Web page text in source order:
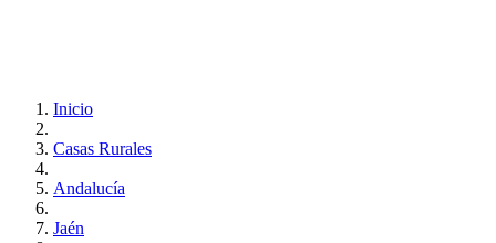
Inicio
Casas Rurales
Andalucía
Jaén